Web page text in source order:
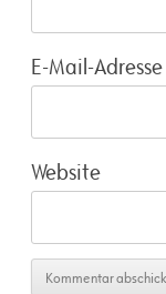
E-Mail-Adresse
Website